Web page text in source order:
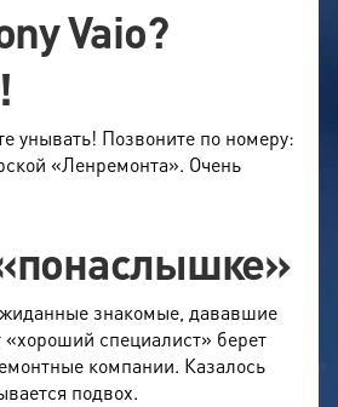
Vaio?
унывать! Позвоните по номеру:
«Ленремонта». Очень
знакомые, дававшие
специалист» берет
компании. Казалось
подвох.